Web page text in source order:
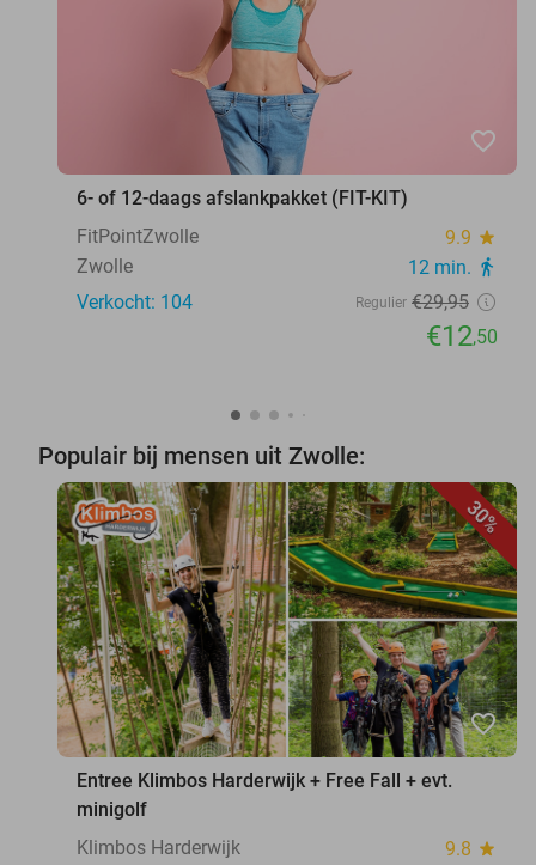
favorite_border
6- of 12-daags afslankpakket (FIT-KIT)
FitPointZwolle
9.9 star
Zwolle 12 min. directions_walk
Verkocht: 104 Regulier €29,95
€12,50
Populair bij mensen uit Zwolle:
30%
favorite_border
Entree Klimbos Harderwijk + Free Fall + evt.
minigolf
Klimbos Harderwijk
9.8 star